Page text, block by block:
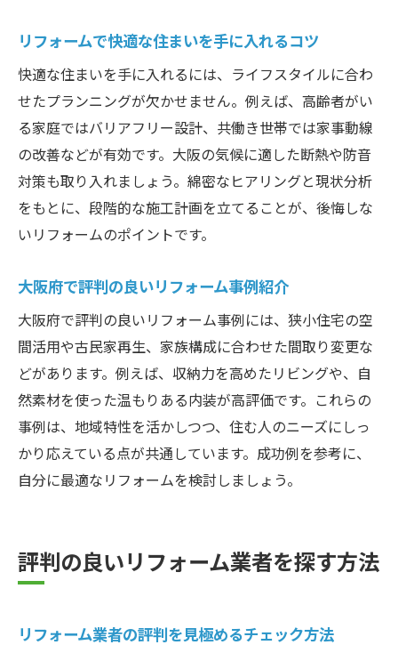
内装リフォームで快適な住まいを手に入れる
内装リフォームで暮らしやすさをアップす
る方法
大阪の住まいで人気の内装リフォーム事例
快適さを追求した内装リフォームのポイン
ト
り
機能性とデザイン両立の内装リフォーム術
内装リフォームで長く快適に住むための工
夫
リフォーム業者選びのポイントと注意点
リフォーム業者選びで失敗しないための心
得
ト
評判の悪いリフォーム業者を避ける方法
リフォームで快適な住まいを手に入れるコツ
快適な住まいを手に入れるには、ライフスタイルに合わ
せたプランニングが欠かせません。例えば、高齢者がい
る家庭ではバリアフリー設計、共働き世帯では家事動線
の改善などが有効です。大阪の気候に適した断熱や防音
対策も取り入れましょう。綿密なヒアリングと現状分析
をもとに、段階的な施工計画を立てることが、後悔しな
いリフォームのポイントです。
大阪府で評判の良いリフォーム事例紹介
大阪府で評判の良いリフォーム事例には、狭小住宅の空
間活用や古民家再生、家族構成に合わせた間取り変更な
どがあります。例えば、収納力を高めたリビングや、自
然素材を使った温もりある内装が高評価です。これらの
事例は、地域特性を活かしつつ、住む人のニーズにしっ
かり応えている点が共通しています。成功例を参考に、
自分に最適なリフォームを検討しましょう。
評判の良いリフォーム業者を探す方法
リフォーム業者の評判を見極めるチェック方法